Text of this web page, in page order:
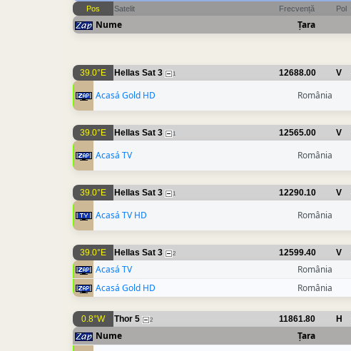
Pos Satelit Frecvență Pol
Nume Țara
39.0°E Hellas Sat 3 1 12688.00 V
Acasá Gold HD România
39.0°E Hellas Sat 3 1 12565.00 V
Acasá TV România
39.0°E Hellas Sat 3 1 12290.10 V
Acasá TV HD România
39.0°E Hellas Sat 3 2 12599.40 V
Acasá TV România
Acasá Gold HD
România
0.8°W Thor 5 2 11861.80 H
Nume Țara